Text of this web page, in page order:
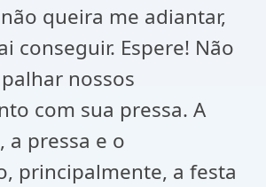
queira me adiantar,
conseguir. Espere! Não
nossos
com sua pressa. A
a pressa e o
principalmente, a festa